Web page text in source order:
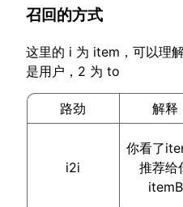
召回的方式
这里的 i 为 item，可以理
是用户，2 为 to
路劲 解释
i2i
你看了
推荐给
itemB